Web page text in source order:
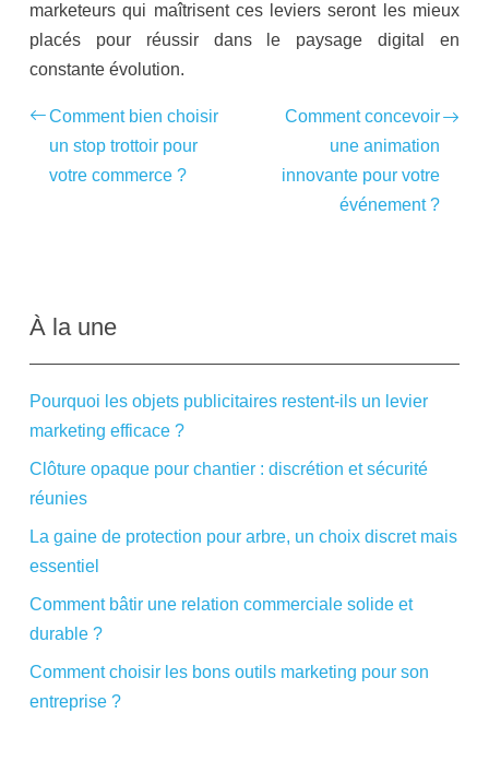
marketeurs qui maîtrisent ces leviers seront les mieux
placés pour réussir dans le paysage digital en
constante évolution.
Comment bien choisir
un stop trottoir pour
votre commerce ?
Comment concevoir
une animation
innovante pour votre
événement ?
À la une
Pourquoi les objets publicitaires restent-ils un levier
marketing efficace ?
Clôture opaque pour chantier : discrétion et sécurité
réunies
La gaine de protection pour arbre, un choix discret mais
essentiel
Comment bâtir une relation commerciale solide et
durable ?
Comment choisir les bons outils marketing pour son
entreprise ?